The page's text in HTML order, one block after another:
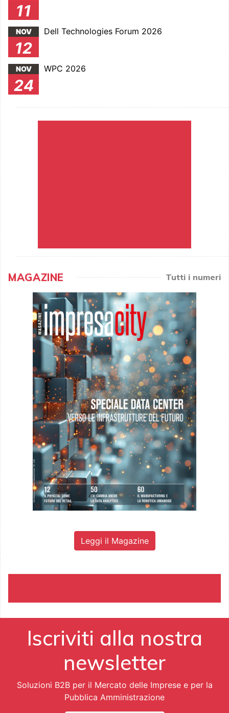
11
NOV
12
Dell Technologies Forum 2026
NOV
24
WPC 2026
MAGAZINE Tutti i numeri
Leggi il Magazine
Iscriviti alla nostra
newsletter
Soluzioni B2B per il Mercato delle Imprese e per la
Pubblica Amministrazione